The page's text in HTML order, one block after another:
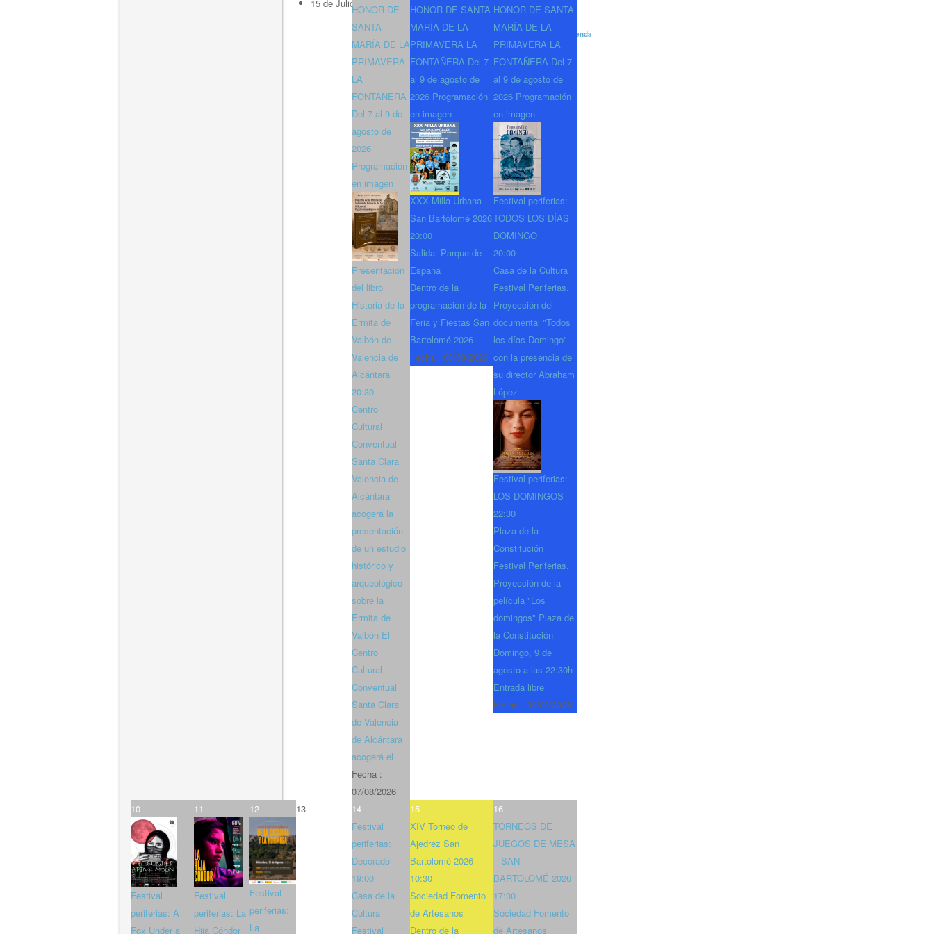
HONOR DE
SANTA
MARÍA DE LA
PRIMAVERA
LA
FONTAÑERA
Del 7 al 9 de
agosto de
2026
Programación
en imagen
Presentación
del libro
Historia de la
Ermita de
Valbón de
Valencia de
Alcántara
20:30
Centro
Cultural
Conventual
Santa Clara
Valencia de
Alcántara
acogerá la
presentación
de un estudio
histórico y
arqueológico
sobre la
Ermita de
Valbón El
Centro
Cultural
Conventual
Santa Clara
de Valencia
de Alcántara
acogerá el
Fecha :
07/08/2026
HONOR DE SANTA
MARÍA DE LA
PRIMAVERA LA
FONTAÑERA Del 7
al 9 de agosto de
2026 Programación
en imagen
XXX Milla Urbana
San Bartolomé 2026
20:00
Salida: Parque de
España
Dentro de la
programación de la
Feria y Fiestas San
Bartolomé 2026
Fecha : 08/08/2026
HONOR DE SANTA
MARÍA DE LA
PRIMAVERA LA
FONTAÑERA Del 7
al 9 de agosto de
2026 Programación
en imagen
Festival periferias:
TODOS LOS DÍAS
DOMINGO
20:00
Casa de la Cultura
Festival Periferias.
Proyección del
documental "Todos
los días Domingo"
con la presencia de
su director Abraham
López
Festival periferias:
LOS DOMINGOS
22:30
Plaza de la
Constitución
Festival Periferias.
Proyección de la
película "Los
domingos" Plaza de
la Constitución
Domingo, 9 de
agosto a las 22:30h
Entrada libre
Fecha : 09/08/2026
10
Festival
periferias: A
Fox Under a
11
Festival
periferias: La
Hija Cóndor
12
Festival
periferias:
La
13
14
Festival
periferias:
Decorado
19:00
Casa de la
Cultura
Festival
15
XIV Torneo de
Ajedrez San
Bartolomé 2026
10:30
Sociedad Fomento
de Artesanos
Dentro de la
16
TORNEOS DE
JUEGOS DE MESA
– SAN
BARTOLOMÉ 2026
17:00
Sociedad Fomento
de Artesanos
15 de Julio de 202612:00
iCagenda